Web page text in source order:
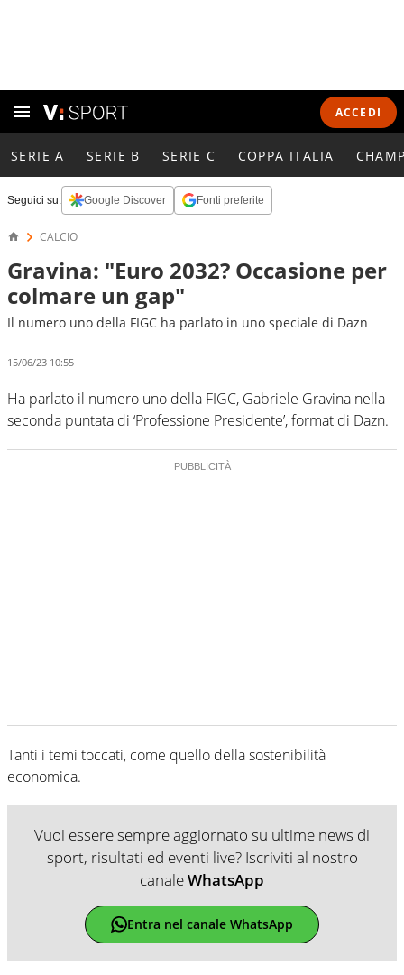
ACCEDI
SERIE A SERIE B SERIE C COPPA ITALIA
Seguici su: Google Discover Fonti preferite
CALCIO
Gravina: "Euro 2032? Occasione per
colmare un gap"
Il numero uno della FIGC ha parlato in uno speciale di Dazn
15/06/23 10:55
Ha parlato il numero uno della FIGC, Gabriele Gravina nella
seconda puntata di ‘Professione Presidente’, format di Dazn.
Tanti i temi toccati, come quello della sostenibilità
economica.
Vuoi essere sempre aggiornato su ultime news di
sport, risultati ed eventi live? Iscriviti al nostro
canaleWhatsApp
Entra nel canale WhatsApp